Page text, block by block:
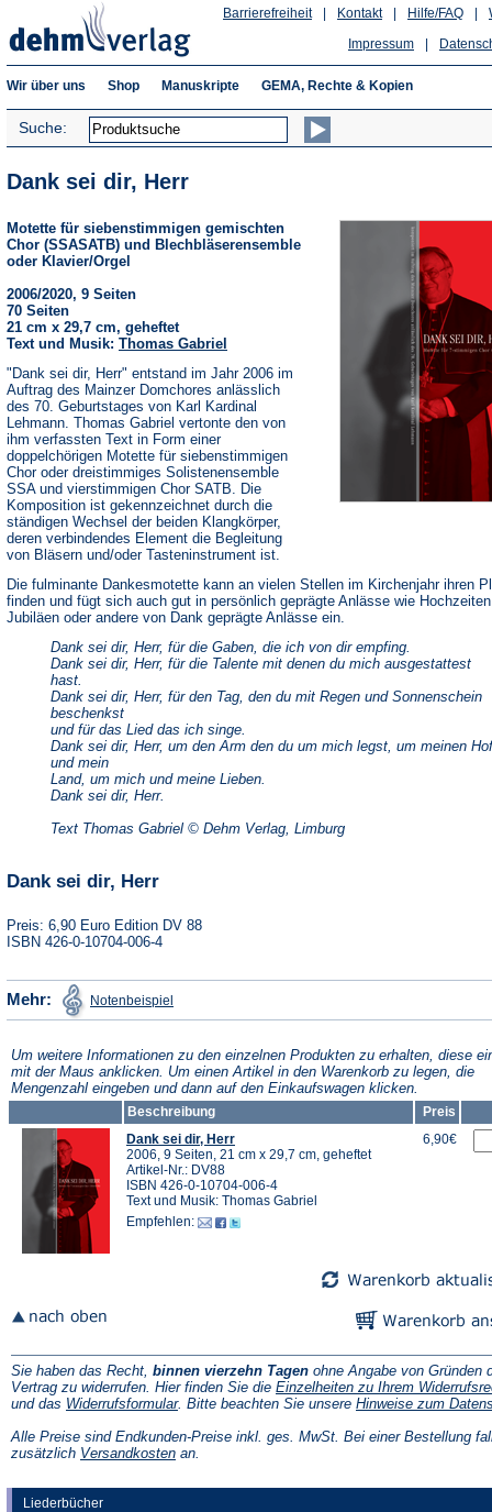
Hilfe/FAQ
Kontakt
Barrierefreiheit
Impressum
Wir über uns Shop Manuskripte GEMA, Rechte & Kopien
Suche:
Liederbücher
Dank sei dir, Herr
Motette für siebenstimmigen gemischten
Chor (SSASATB) und Blechbläserensemble
oder Klavier/Orgel
2006/2020, 9 Seiten
70 Seiten
21 cm x 29,7 cm, geheftet
Text und Musik: Thomas Gabriel
"Dank sei dir, Herr" entstand im Jahr 2006 im
Auftrag des Mainzer Domchores anlässlich
des 70. Geburtstages von Karl Kardinal
Lehmann. Thomas Gabriel vertonte den von
ihm verfassten Text in Form einer
doppelchörigen Motette für siebenstimmigen
Chor oder dreistimmiges Solistenensemble
SSA und vierstimmigen Chor SATB. Die
Komposition ist gekennzeichnet durch die
ständigen Wechsel der beiden Klangkörper,
deren verbindendes Element die Begleitung
von Bläsern und/oder Tasteninstrument ist.
Die fulminante Dankesmotette kann an vielen Stellen im Kirchenjahr ihren
finden und fügt sich auch gut in persönlich geprägte Anlässe wie
Jubiläen oder andere von Dank geprägte Anlässe ein.
Dank sei dir, Herr, für die Gaben, die ich von dir empfing.
Dank sei dir, Herr, für die Talente mit denen du mich ausgestattest
hast.
Dank sei dir, Herr, für den Tag, den du mit Regen und Sonnenschein
beschenkst
und für das Lied das ich singe.
Dank sei dir, Herr, um den Arm den du um mich legst, um meinen Hof
und mein
Land, um mich und meine Lieben.
Dank sei dir, Herr.
Text Thomas Gabriel © Dehm Verlag, Limburg
Dank sei dir, Herr
Preis: 6,90 Euro Edition DV 88
ISBN 426-0-10704-006-4
Mehr: Notenbeispiel in
einem
Tab)
Um weitere Informationen zu den einzelnen Produkten zu erhalten, diese
mit der Maus anklicken. Um einen Artikel in den Warenkorb zu legen, die
Mengenzahl eingeben und dann auf den Einkaufswagen klicken.
Beschreibung
Preis
Dank sei dir, Herr
2006, 9 Seiten, 21 cm x 29,7 cm, geheftet
Artikel-Nr.: DV88
ISBN 426-0-10704-006-4
Text und Musik: Thomas Gabriel
Empfehlen:
6,90€
Sie haben das Recht, binnen vierzehn Tagen ohne Angabe von Gründen
Vertrag zu widerrufen. Hier finden Sie die Einzelheiten zu Ihrem
und das Widerrufsformular(Öffnet
einem
neuen
. Bitte beachten Sie unsere Hinweise zum
Alle Preise sind Endkunden-Preise inkl. ges. MwSt. Bei einer Bestellung
zusätzlich Versandkosten(Öffnet
an.